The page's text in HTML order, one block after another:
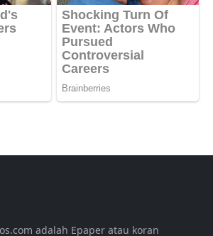
adalah Epaper atau koran